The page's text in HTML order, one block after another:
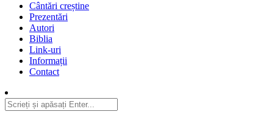
Cântări creștine
Prezentări
Autori
Biblia
Link-uri
Informații
Contact